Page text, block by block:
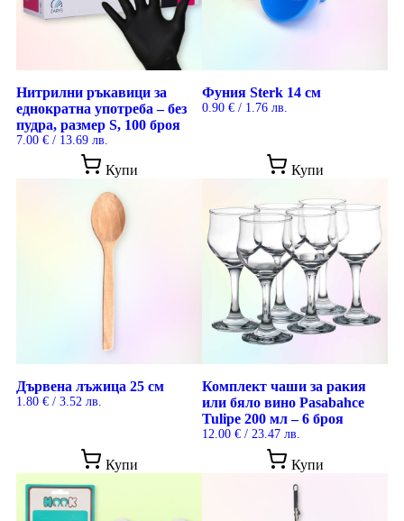
Нитрилни ръкавици за
еднократна употреба – без
пудра, размер S, 100 броя
7.00 € / 13.69 лв.
Купи
Фуния Sterk 14 см
0.90 € / 1.76 лв.
Купи
Дървена лъжица 25 см
1.80 € / 3.52 лв.
Купи
Комплект чаши за ракия
или бяло вино Pasabahce
Tulipe 200 мл – 6 броя
12.00 € / 23.47 лв.
Купи